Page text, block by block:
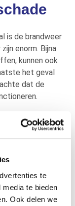
te
te bieden
Ook delen we
is de brandweer
enorm. Bijna
kunnen ook
het geval
dat de
server naar de
bewijst het